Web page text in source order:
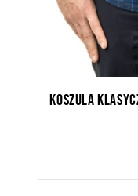
Koszula